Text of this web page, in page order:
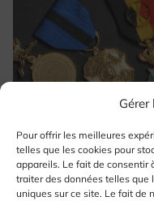
Pour offrir les meilleures
telles que les cookies pour
appareils. Le fait de consentir
traiter des données telles
uniques sur ce site. Le fait de